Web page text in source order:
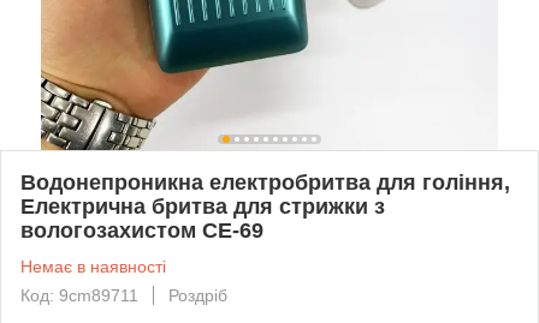
Водонепроникна електробритва для гоління,
Електрична бритва для стрижки з
вологозахистом CE-69
Немає в наявності
Код: 9cm89711
Роздріб